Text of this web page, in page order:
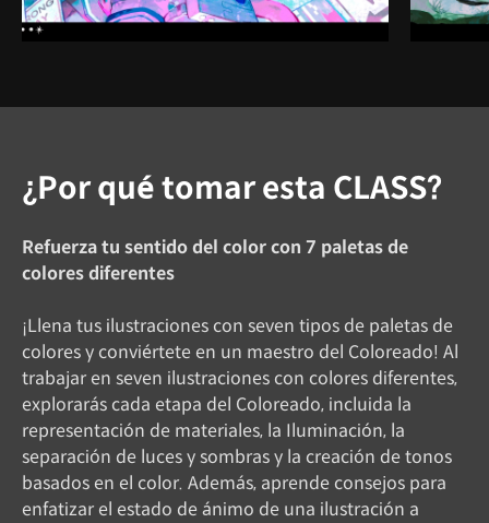
¿Por qué tomar esta CLASS?
Refuerza tu sentido del color con 7 paletas de
colores diferentes
¡Llena tus ilustraciones con seven tipos de paletas de
colores y conviértete en un maestro del Coloreado! Al
trabajar en seven ilustraciones con colores diferentes,
explorarás cada etapa del Coloreado, incluida la
representación de materiales, la Iluminación, la
separación de luces y sombras y la creación de tonos
basados ​​en el color. Además, aprende consejos para
enfatizar el estado de ánimo de una ilustración a